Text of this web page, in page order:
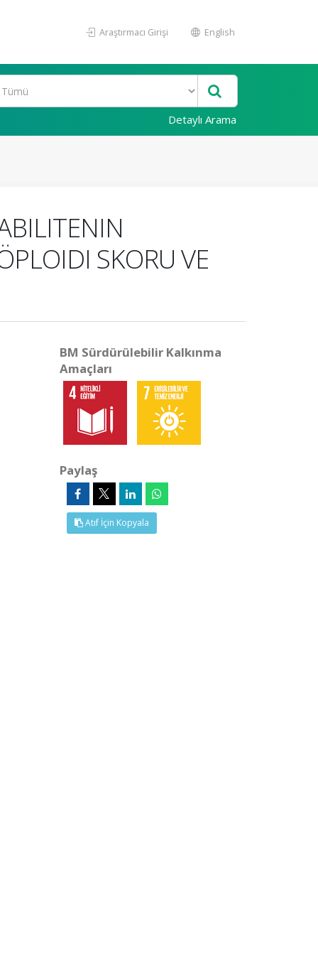
Araştırmacı Girişi English
Detaylı Arama
SKORU VE
BM Sürdürülebilir Kalkınma
Amaçları
Paylaş
Atıf İçin Kopyala